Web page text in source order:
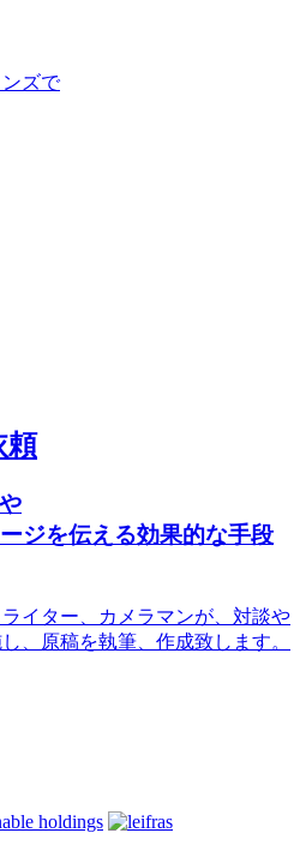
ズで
頼
ジを伝える効果的な手段
イター、カメラマンが、対談や
、原稿を執筆、作成致します。